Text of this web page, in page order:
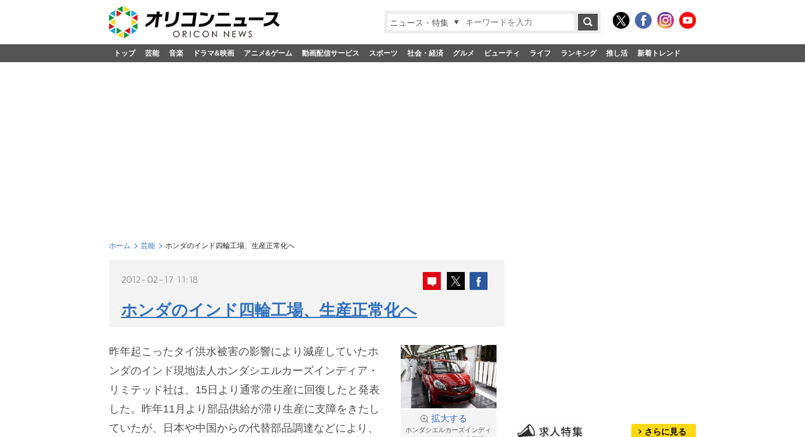
ニュース・特集
トップ 芸能 音楽 ドラマ&映画 アニメ&ゲーム 動画配信サービス スポーツ 社会・経済 グルメ ビューティ ライフ ランキング 推し活 新着トレンド
ホーム 芸能 ホンダのインド四輪工場、生産正常化へ
2012-02-17 11:18
ホンダのインド四輪工場、生産正常化へ
拡大する
ホンダシエルカーズインディ
昨年起こったタイ洪水被害の影響により減産していたホ
ンダのインド現地法人ホンダシエルカーズインディア・
リミテッド社は、15日より通常の生産に回復したと発表
した。昨年11月より部品供給が滞り生産に支障をきたし
ていたが、日本や中国からの代替部品調達などにより、
さらに見る